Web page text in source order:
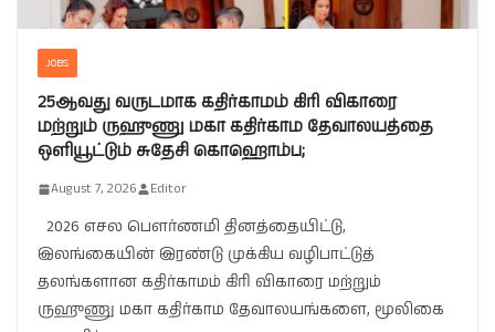
JOBS
25ஆவது வருடமாக கதிர்காமம் கிரி விகாரை
மற்றும் ருஹுணு மகா கதிர்காம தேவாலயத்தை
ஒளியூட்டும் சுதேசி கொஹொம்ப;
August 7, 2026 Editor
2026 எசல பௌர்ணமி தினத்தையிட்டு,
இலங்கையின் இரண்டு முக்கிய வழிபாட்டுத்
தலங்களான கதிர்காமம் கிரி விகாரை மற்றும்
ருஹுணு மகா கதிர்காம தேவாலயங்களை, மூலிகை